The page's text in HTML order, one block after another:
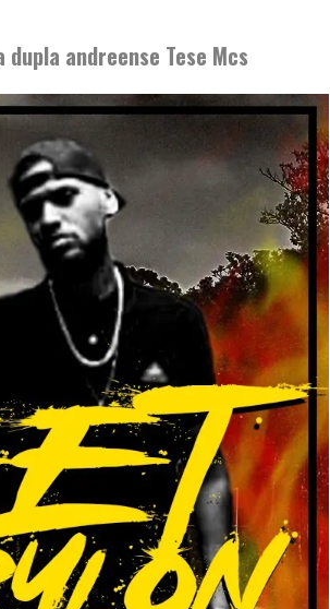
andreense Tese Mcs